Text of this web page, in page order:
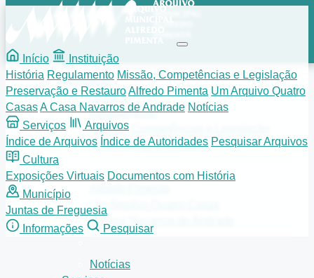
Instituição
História
Regulamento
Missão, Competências e Legislação
Preservação e Restauro
Um Arquivo Quatro Casas
A Casa Navarros de Andrade
Notícias
Início
Instituição
História Regulamento Missão, Competências e Legislação
Preservação e RestauroAlfredo Pimenta Um Arquivo Quatro
CasasA Casa Navarros de Andrade Notícias
Serviços
Arquivos
Índice de Arquivos Índice de Autoridades Pesquisar Arquivos
Cultura
Exposições Virtuais Documentos com História
Município
Juntas de Freguesia
Informações
Pesquisar